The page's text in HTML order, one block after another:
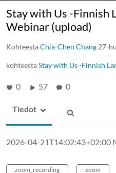
Stay with Us -Finnish
Webinar (upload)
KohteestaChia-Chen Chang 27-
kohteestaStay with Us -Finnish
0 57 0
Tiedot
2026-04-21T14:02:43+02:00
zoom_recording zoom